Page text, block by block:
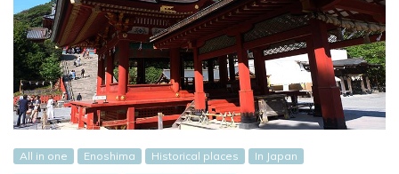
All in one Enoshima Historical places
In Japan